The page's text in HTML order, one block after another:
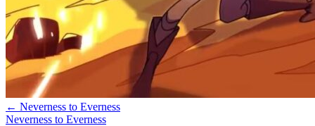
← Neverness to Everness
Neverness to Everness